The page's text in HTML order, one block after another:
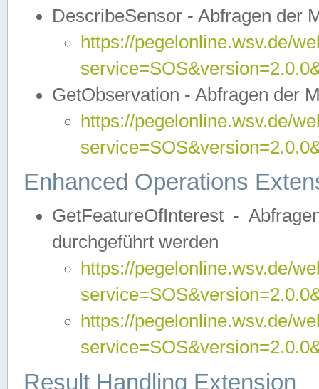
DescribeSensor - Abfragen der
https://pegelonline.wsv.de/
GetObservation - Abfragen der
https://pegelonline.wsv.de/
Enhanced Operations
GetFeatureOfInterest -
durchgeführt werden
https://pegelonline.wsv.de/
https://pegelonline.wsv.de/
Result Handling Extension